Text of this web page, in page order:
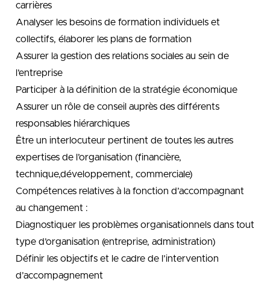
carrières
Analyser les besoins de formation individuels et
collectifs, élaborer les plans de formation
Assurer la gestion des relations sociales au sein de
l’entreprise
Participer à la définition de la stratégie économique
Assurer un rôle de conseil auprès des différents
responsables hiérarchiques
Être un interlocuteur pertinent de toutes les autres
expertises de l’organisation (financière,
technique,développement, commerciale)
Compétences relatives à la fonction d’accompagnant
au changement :
Diagnostiquer les problèmes organisationnels dans tout
type d’organisation (entreprise, administration)
Définir les objectifs et le cadre de l’intervention
d’accompagnement